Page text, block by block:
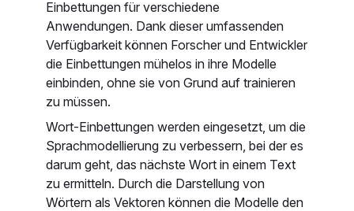
Einbettungen für verschiedene
Anwendungen. Dank dieser umfassenden
Verfügbarkeit können Forscher und Entwickler
die Einbettungen mühelos in ihre Modelle
einbinden, ohne sie von Grund auf trainieren
zu müssen.
Wort-Einbettungen werden eingesetzt, um die
Sprachmodellierung zu verbessern, bei der es
darum geht, das nächste Wort in einem Text
zu ermitteln. Durch die Darstellung von
Wörtern als Vektoren können die Modelle den